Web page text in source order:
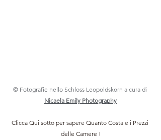
© Fotografie nello Schloss Leopoldskorn a cura di
Nicaela Emily Photography
Clicca Qui sotto per sapere Quanto Costa e i Prezzi
delle Camere !